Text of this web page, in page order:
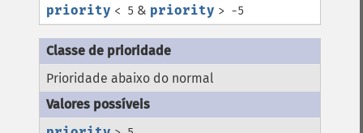
priority < 5 & priority > -5
Prioridade abaixo do normal